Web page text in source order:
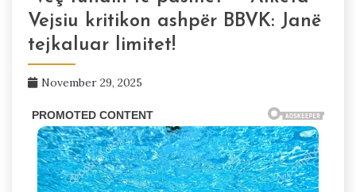
Vejsiu kritikon ashpër BBVK: Janë
tejkaluar limitet!
November 29, 2025